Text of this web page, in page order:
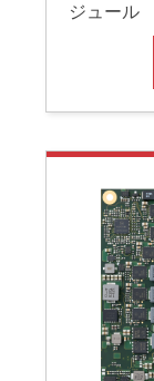
ジュール